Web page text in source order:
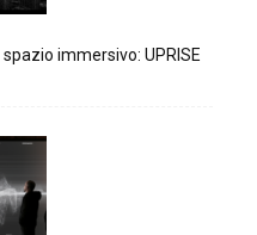
immersivo: UPRISE